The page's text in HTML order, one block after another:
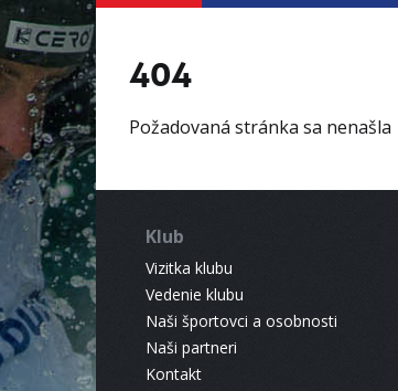
404
Požadovaná stránka sa nenašla
Klub
Vizitka klubu
Vedenie klubu
Naši športovci a osobnosti
Naši partneri
Kontakt